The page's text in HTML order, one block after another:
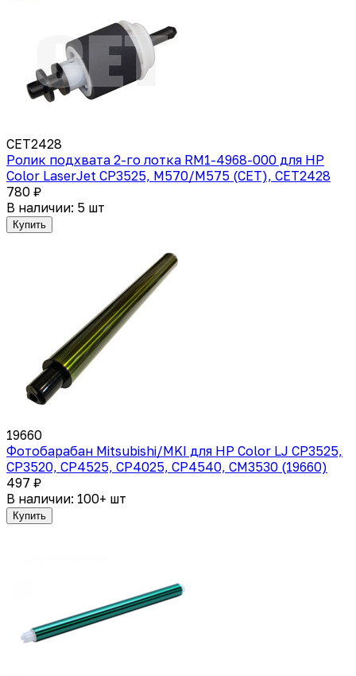
CET2428
Ролик подхвата 2-го лотка RM1-4968-000 для HP
Color LaserJet CP3525, M570/M575 (CET), CET2428
780 ₽
В наличии: 5 шт
Купить
19660
Фотобарабан Mitsubishi/MKI для HP Color LJ CP3525,
CP3520, CP4525, CP4025, CP4540, CM3530 (19660)
497 ₽
В наличии: 100+ шт
Купить